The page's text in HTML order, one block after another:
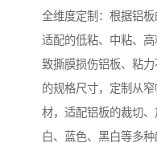
全维度定制：根据铝
适配的低粘、中粘、
致撕膜损伤铝板、粘
的规格尺寸，定制从
材，适配铝板的裁切
白、蓝色、黑白等多